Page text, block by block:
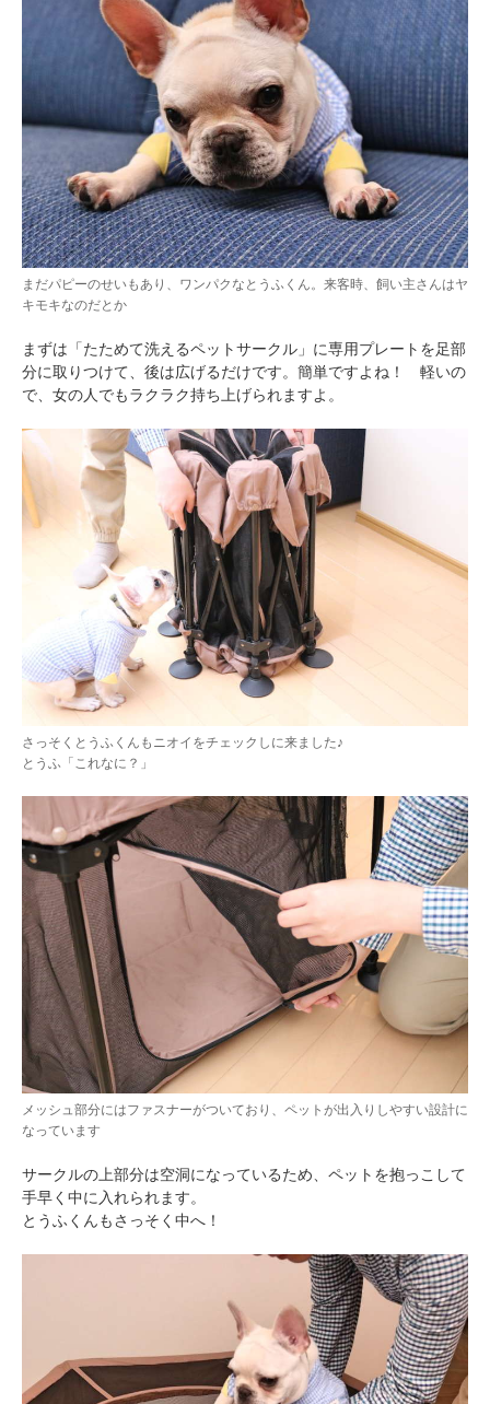
まだパピーのせいもあり、ワンパクなとうふくん。来客時、飼い主さんはヤ
キモキなのだとか
まずは「たためて洗えるペットサークル」に専用プレートを足部
分に取りつけて、後は広げるだけです。簡単ですよね！ 軽いの
で、女の人でもラクラク持ち上げられますよ。
さっそくとうふくんもニオイをチェックしに来ました♪
とうふ「これなに？」
メッシュ部分にはファスナーがついており、ペットが出入りしやすい設計に
なっています
サークルの上部分は空洞になっているため、ペットを抱っこして
手早く中に入れられます。
とうふくんもさっそく中へ！